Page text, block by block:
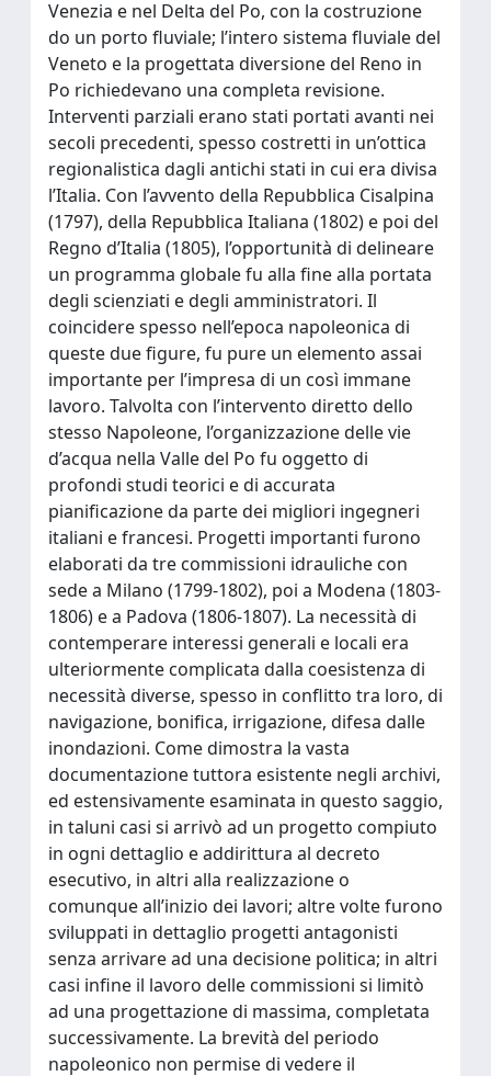
Venezia e nel Delta del Po, con la costruzione
do un porto fluviale; l’intero sistema fluviale del
Veneto e la progettata diversione del Reno in
Po richiedevano una completa revisione.
Interventi parziali erano stati portati avanti nei
secoli precedenti, spesso costretti in un’ottica
regionalistica dagli antichi stati in cui era divisa
l’Italia. Con l’avvento della Repubblica Cisalpina
(1797), della Repubblica Italiana (1802) e poi del
Regno d’Italia (1805), l’opportunità di delineare
un programma globale fu alla fine alla portata
degli scienziati e degli amministratori. Il
coincidere spesso nell’epoca napoleonica di
queste due figure, fu pure un elemento assai
importante per l’impresa di un così immane
lavoro. Talvolta con l’intervento diretto dello
stesso Napoleone, l’organizzazione delle vie
d’acqua nella Valle del Po fu oggetto di
profondi studi teorici e di accurata
pianificazione da parte dei migliori ingegneri
italiani e francesi. Progetti importanti furono
elaborati da tre commissioni idrauliche con
sede a Milano (1799-1802), poi a Modena (1803-
1806) e a Padova (1806-1807). La necessità di
contemperare interessi generali e locali era
ulteriormente complicata dalla coesistenza di
necessità diverse, spesso in conflitto tra loro, di
navigazione, bonifica, irrigazione, difesa dalle
inondazioni. Come dimostra la vasta
documentazione tuttora esistente negli archivi,
ed estensivamente esaminata in questo saggio,
in taluni casi si arrivò ad un progetto compiuto
in ogni dettaglio e addirittura al decreto
esecutivo, in altri alla realizzazione o
comunque all’inizio dei lavori; altre volte furono
sviluppati in dettaglio progetti antagonisti
senza arrivare ad una decisione politica; in altri
casi infine il lavoro delle commissioni si limitò
ad una progettazione di massima, completata
successivamente. La brevità del periodo
napoleonico non permise di vedere il